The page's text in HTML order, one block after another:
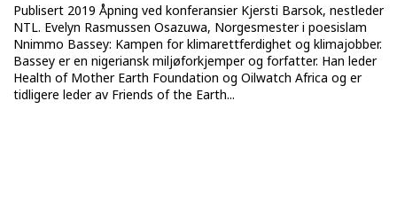
Publisert 2019 Åpning ved konferansier Kjersti Barsok, nestleder
NTL. Evelyn Rasmussen Osazuwa, Norgesmester i poesislam
Nnimmo Bassey: Kampen for klimarettferdighet og klimajobber.
Bassey er en nigeriansk miljøforkjemper og forfatter. Han leder
Health of Mother Earth Foundation og Oilwatch Africa og er
tidligere leder av Friends of the Earth...